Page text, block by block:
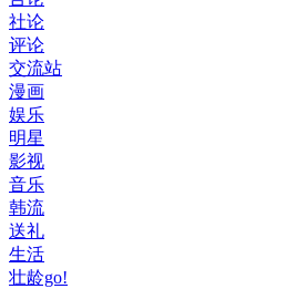
社论
评论
交流站
漫画
娱乐
明星
影视
音乐
韩流
送礼
生活
壮龄go!